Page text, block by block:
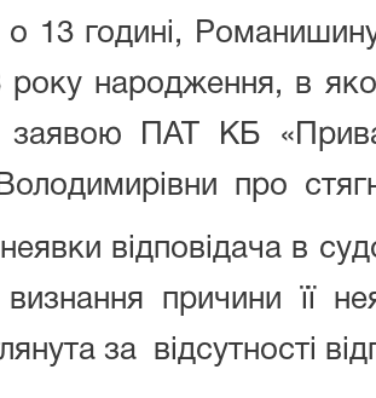
о 13 годині,
року народження, в
заявою ПАТ КБ
про
відповідача в
причини її
за відсутності